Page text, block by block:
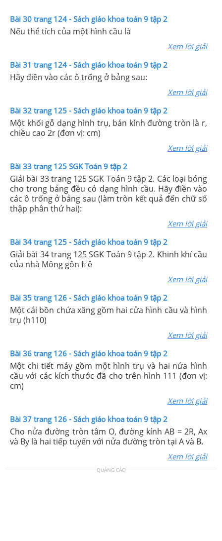
Bài 30 trang 124 - Sách giáo khoa toán 9 tập 2
Nếu thể tích của một hình cầu là
Xem lời giải
Bài 31 trang 124 - Sách giáo khoa toán 9 tập 2
Hãy điền vào các ô trống ở bảng sau:
Xem lời giải
Bài 32 trang 125 - Sách giáo khoa toán 9 tập 2
Một khối gỗ dạng hình trụ, bán kính đường tròn là r,
chiều cao 2r (đơn vị: cm)
Xem lời giải
Bài 33 trang 125 SGK Toán 9 tập 2
Giải bài 33 trang 125 SGK Toán 9 tập 2. Các loại bóng
cho trong bảng đều có dạng hình cầu. Hãy điền vào
các ô trống ở bảng sau (làm tròn kết quả đến chữ số
thập phân thứ hai):
Xem lời giải
Bài 34 trang 125 - Sách giáo khoa toán 9 tập 2
Giải bài 34 trang 125 SGK Toán 9 tập 2. Khinh khí cầu
của nhà Mông gôn fi ê
Xem lời giải
Bài 35 trang 126 - Sách giáo khoa toán 9 tập 2
Một cái bồn chứa xăng gồm hai cửa hình cầu và hình
trụ (h110)
Xem lời giải
Bài 36 trang 126 - Sách giáo khoa toán 9 tập 2
Một chi tiết máy gồm một hình trụ và hai nửa hình
cầu với các kích thước đã cho trên hình 111 (đơn vị:
cm)
Xem lời giải
Bài 37 trang 126 - Sách giáo khoa toán 9 tập 2
Cho nửa đường tròn tâm O, đường kính AB = 2R, Ax
và By là hai tiếp tuyến với nửa đường tròn tại A và B.
Xem lời giải
QUẢNG CÁO